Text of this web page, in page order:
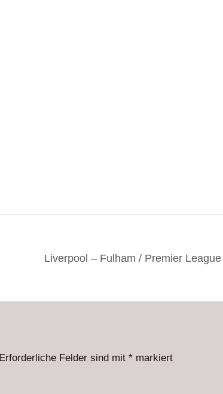
Liverpool – Fulham / Premier League
Erforderliche Felder sind mit *markiert